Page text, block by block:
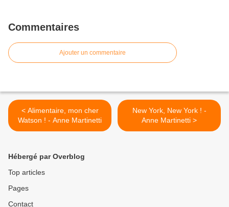
Commentaires
Ajouter un commentaire
< Alimentaire, mon cher
Watson ! - Anne Martinetti
New York, New York ! -
Anne Martinetti >
Hébergé par Overblog
Top articles
Pages
Contact